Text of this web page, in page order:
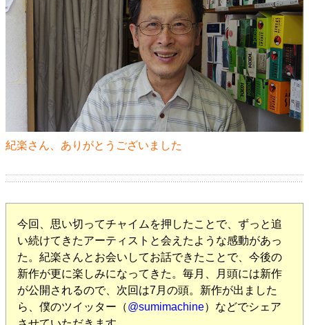
紀楽さん、ありがとうございました
今回、思い切ってチャイムを押したことで、ずっと追
い続けてきたアーティストと会えたような感動があっ
た。紀楽さんとお会いしてお話できたことで、今後の
新作が更に楽しみになってきた。毎月、月頭には新作
が公開されるので、次回は7月の頭。新作が出ました
ら、僕のツイッター（@sumimachine）などでシェア